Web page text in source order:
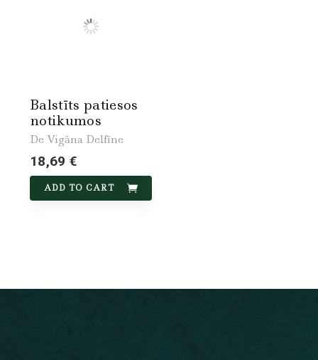
Balstīts patiesos
notikumos
De Vigāna Delfīne
18,69 €
ADD TO CART